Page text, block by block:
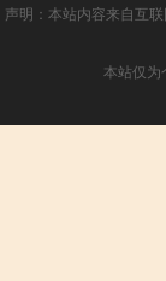
声明：本站内容来自互
本站仅为